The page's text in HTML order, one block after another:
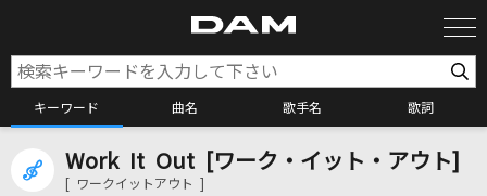
キーワード 曲名 歌手名 歌詞
カラオケ検索
Work It Out [ワーク・イット・アウト]
[ ワークイットアウト ]